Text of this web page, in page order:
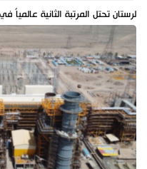
لرستان تحتل المرتبة الثانية عالمياً